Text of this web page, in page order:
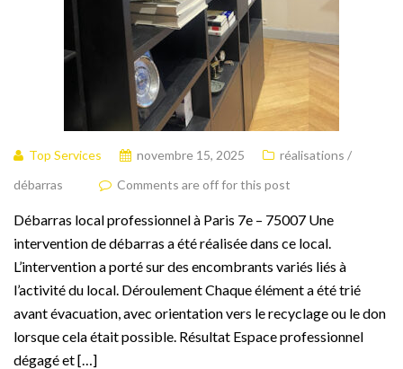
Top Services novembre 15, 2025
réalisations /
débarras
Comments are off for this post
Débarras local professionnel à Paris 7e – 75007 Une
intervention de débarras a été réalisée dans ce local.
L’intervention a porté sur des encombrants variés liés à
l’activité du local. Déroulement Chaque élément a été trié
avant évacuation, avec orientation vers le recyclage ou le don
lorsque cela était possible. Résultat Espace professionnel
dégagé et […]